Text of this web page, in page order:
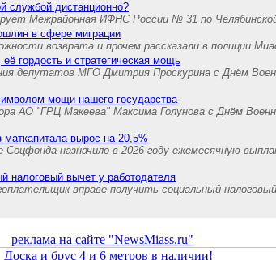
службой дистанционно?
Межрайонная ИФНС России № 31 по
в сфере миграции
возврата и прочем рассказали в полиции
гордость и стратегическая мощь
депутатов МГО Дмитрия Проскурина с Днём
мощи нашего государства
АО "ГРЦ Макеева" Максима Голунова с Днём
вырос на 20,5%
назначило в 2026 году ежемесячную
налоговый вычет у работодателя
вправе получить социальный
реклама на сайте "NewsMiass.ru"